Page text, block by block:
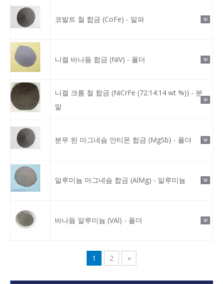
코발트 철 합금 (CoFe) - 알파
니켈 바나듐 합금 (NiV) - 폴더
니켈 크롬 철 합금 (NiCrFe (72:14:14 wt %)) - 분
말
분무 된 마그네슘 안티몬 합금 (MgSb) - 폴더
알루미늄 마그네슘 합금 (AlMg) - 알루미늄
바나듐 알루미늄 (VAl) - 폴더
1 2 »